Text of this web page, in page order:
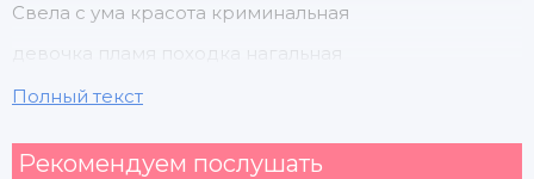
Свела с ума красота криминальная
девочка пламя походка нагальная
плавится сердце пылает душа
Полный текст
Рекомендуем послушать